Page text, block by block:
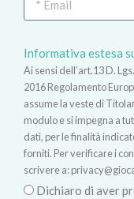
Informativa estesa
Ai sensi dell’art.13 D.
2016 Regolamento
assume la veste di
modulo e si impegna a
dati, per le finalità
forniti. Per verificare i
scrivere a:
Dichiaro di aver